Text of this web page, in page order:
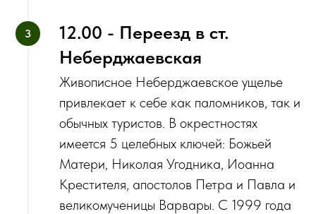
12.00 - Переезд в ст.
Неберджаевская
Живописное Неберджаевское ущелье
привлекает к себе как паломников, так и
обычных туристов. В окрестностях
имеется 5 целебных ключей: Божьей
Матери, Николая Угодника, Иоанна
Крестителя, апостолов Петра и Павла и
великомученицы Варвары. С 1999 года